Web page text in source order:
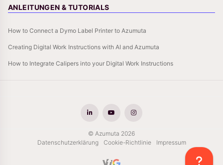
ANLEITUNGEN & TUTORIALS
How to Connect a Dymo Label Printer to Azumuta
Creating Digital Work Instructions with AI and Azumuta
How to Integrate Calipers into your Digital Work Instructions
© Azumuta 2026
Datenschutzerklärung
Cookie-Richtlinie Impressum